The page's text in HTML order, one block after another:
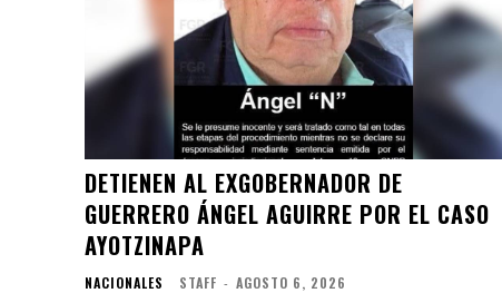
DETIENEN AL EXGOBERNADOR DE
GUERRERO ÁNGEL AGUIRRE POR EL CASO
AYOTZINAPA
NACIONALES STAFF - AGOSTO 6, 2026